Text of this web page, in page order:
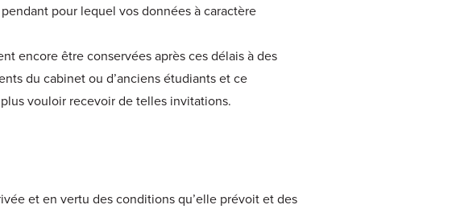
pour lequel vos données à caractère
encore être conservées après ces délais à des
du cabinet ou d’anciens étudiants et ce
vouloir recevoir de telles invitations.
et en vertu des conditions qu’elle prévoit et des